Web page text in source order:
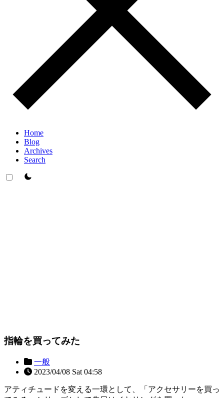
Home
Blog
Archives
Search
theme switcher
指輪を買ってみた
一般
2023/04/08 Sat 04:58
アティチュードを変える一環として、「アクセサリーを買っ